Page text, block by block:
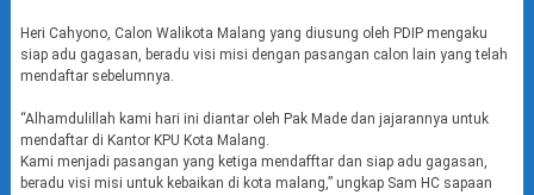
Heri Cahyono, Calon Walikota Malang yang diusung oleh PDIP mengaku
siap adu gagasan, beradu visi misi dengan pasangan calon lain yang telah
mendaftar sebelumnya.
“Alhamdulillah kami hari ini diantar oleh Pak Made dan jajarannya untuk
mendaftar di Kantor KPU Kota Malang.
Kami menjadi pasangan yang ketiga mendafftar dan siap adu gagasan,
beradu visi misi untuk kebaikan di kota malang,” ungkap Sam HC sapaan